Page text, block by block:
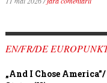
EN/FR/DE
„And I Chose